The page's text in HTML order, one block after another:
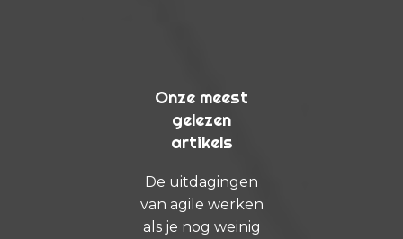
Onze meest
gelezen
artikels
De uitdagingen
van agile werken
als je nog weinig